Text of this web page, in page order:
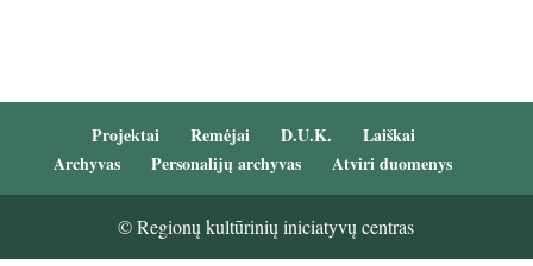
Projektai Remėjai D.U.K.
Laiškai
Archyvas
Personalijų archyvas Atviri duomenys
© Regionų kultūrinių iniciatyvų centras